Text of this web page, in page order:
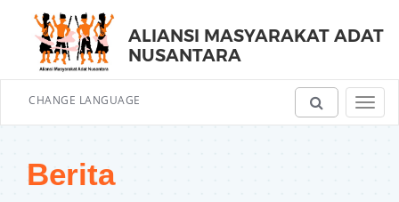
ALIANSI MASYARAKAT ADAT
NUSANTARA
CHANGE LANGUAGE
Berita